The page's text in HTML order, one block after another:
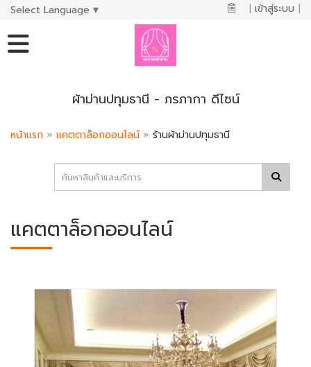
Select Language ▼ | เข้าสู่ระบบ |
ผ้าม่านปทุมธานี - ภรภากา ดีไซน์
หน้าแรก » แคตตาล็อกออนไลน์ » ร้านผ้าม่านปทุมธานี
แคตตาล็อกออนไลน์